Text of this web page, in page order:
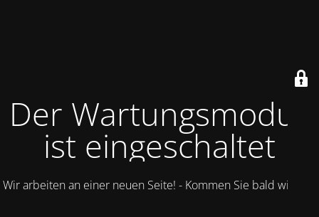
Der Wartungsmodus
ist eingeschaltet
Wir arbeiten an einer neuen Seite! - Kommen Sie bald wieder.